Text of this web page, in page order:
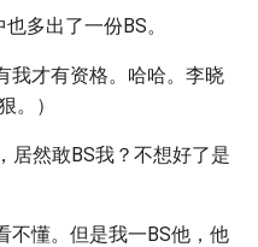
多出了一份BS。
我才有资格。哈哈。李晓
。）
居然敢BS我？不想好了是
不懂。但是我一BS他，他